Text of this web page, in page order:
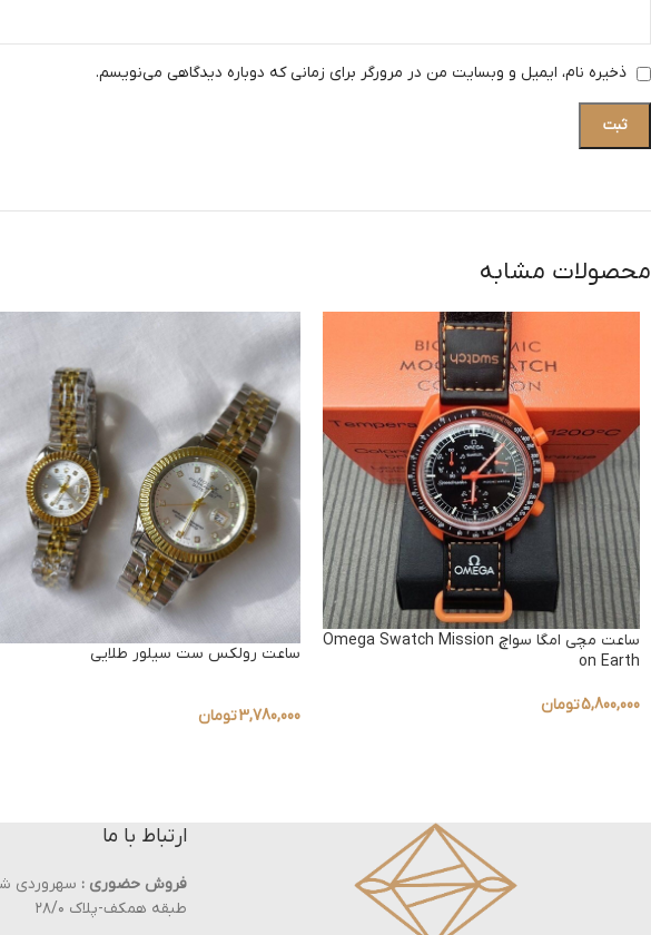
ذخیره نام، ایمیل و وبسایت من در مرورگر برای زمانی که دوباره دیدگاهی می‌نویسم.
محصولات مشابه
ساعت مچی امگا سواچ Omega Swatch Mission
on Earth
5,800,000تومان
ساعت رولکس ست سیلور طلایی
3,780,000تومان
ارتباط با ما
فروش حضوری : سهروردی
طبقه همکف-پلاک ۲۸/۰